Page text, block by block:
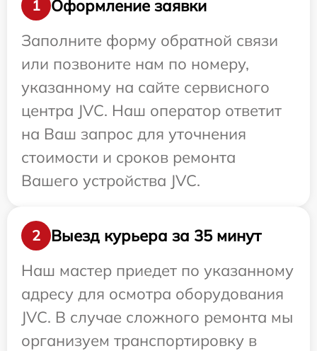
1
Оформление заявки
Заполните форму обратной связи
или позвоните нам по номеру,
указанному на сайте сервисного
центра JVC. Наш оператор ответит
на Ваш запрос для уточнения
стоимости и сроков ремонта
Вашего устройства JVC.
2
Выезд курьера за 35 минут
Наш мастер приедет по указанному
адресу для осмотра оборудования
JVC. В случае сложного ремонта мы
организуем транспортировку в